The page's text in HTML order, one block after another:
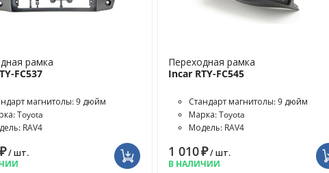
рамка
FC537
магнитолы: 9 дюйм
Toyota
RAV4
₽/ шт.
Переходная рамка
Incar RTY-FC545
Стандарт магнитолы: 9 дюйм
Марка: Toyota
Модель: RAV4
1 010₽/ шт.
В НАЛИЧИИ